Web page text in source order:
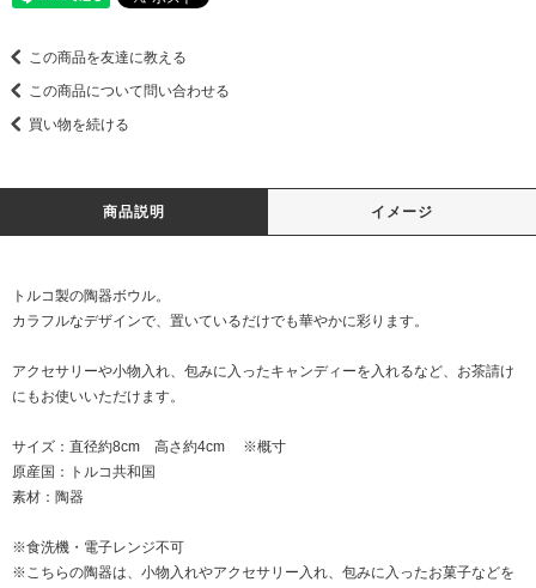
この商品を友達に教える
この商品について問い合わせる
買い物を続ける
商品説明 イメージ
トルコ製の陶器ボウル。
カラフルなデザインで、置いているだけでも華やかに彩ります。
アクセサリーや小物入れ、包みに入ったキャンディーを入れるなど、お茶請け
にもお使いいただけます。
サイズ：直径約8cm 高さ約4cm ※概寸
原産国：トルコ共和国
素材：陶器
※食洗機・電子レンジ不可
※こちらの陶器は、小物入れやアクセサリー入れ、包みに入ったお菓子などを